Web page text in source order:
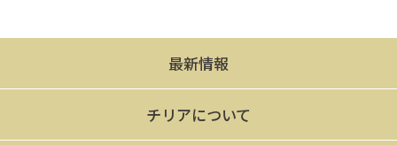
最新情報
チリアについて